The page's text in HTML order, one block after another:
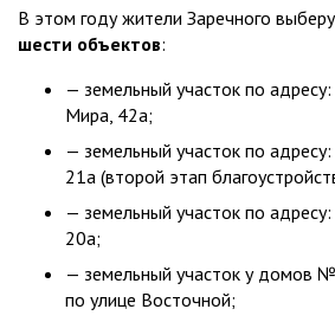
В этом году жители Заречного
шести объектов:
— земельный участок по адресу:
Мира, 42а;
— земельный участок по адресу:
21а (второй этап
— земельный участок по адресу:
20а;
— земельный участок у
по улице Восточной;